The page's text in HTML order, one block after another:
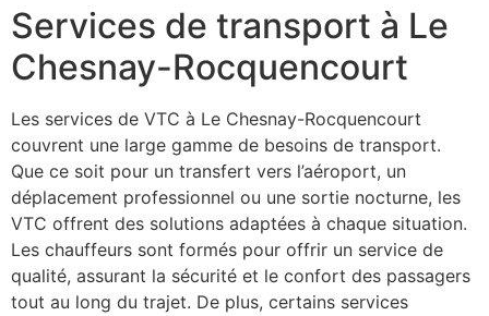
Services de transport à Le
Chesnay-Rocquencourt
Les services de VTC à Le Chesnay-Rocquencourt
couvrent une large gamme de besoins de transport.
Que ce soit pour un transfert vers l’aéroport, un
déplacement professionnel ou une sortie nocturne, les
VTC offrent des solutions adaptées à chaque situation.
Les chauffeurs sont formés pour offrir un service de
qualité, assurant la sécurité et le confort des passagers
tout au long du trajet. De plus, certains services